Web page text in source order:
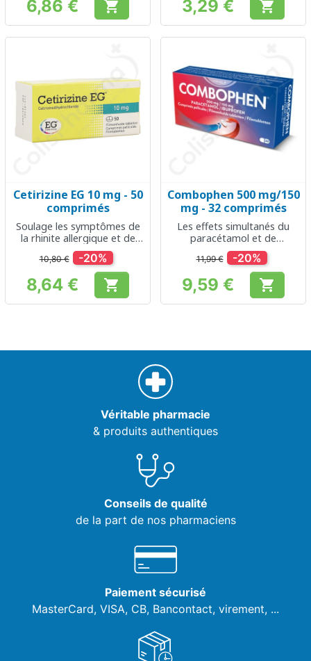
Prix
6,86 €  Prix
3,29 € 
Cetirizine EG 10 mg - 50
comprimés
Soulage les symptômes de
la rhinite allergique et de
l'urticaire
10,80 € -20%
Prix
8,64 € 
Combophen 500 mg/150
mg - 32 comprimés
Les effets simultanés du
paracétamol et de
l'ibuprofène
11,99 € -20%
Prix
9,59 € 
Véritable pharmacie
& produits authentiques
Conseils de qualité
de la part de nos pharmaciens
Paiement sécurisé
MasterCard, VISA, CB, Bancontact, virement, ...